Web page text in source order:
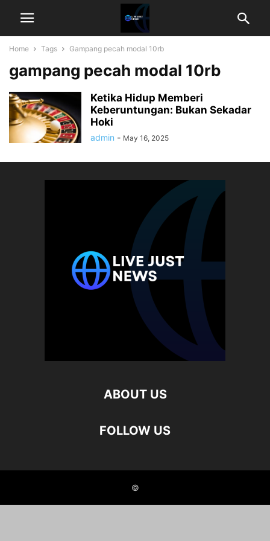
Home Tags Gampang pecah modal 10rb
gampang pecah modal 10rb
Ketika Hidup Memberi
Keberuntungan: Bukan Sekadar
Hoki
admin - May 16, 2025
ABOUT US
FOLLOW US
©